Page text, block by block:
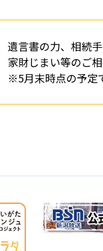
遺言書の力、相続
家財じまい等のご相
※5月末時点の予定